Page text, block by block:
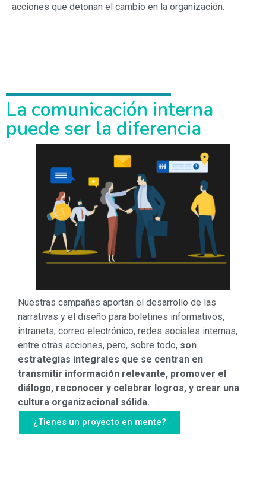
acciones que detonan el cambio en la organización.
La comunicación interna
puede ser la diferencia
Nuestras campañas aportan el desarrollo de las
narrativas y el diseño para boletines informativos,
intranets, correo electrónico, redes sociales internas,
entre otras acciones, pero, sobre todo, son
estrategias integrales que se centran en
transmitir información relevante, promover el
diálogo, reconocer y celebrar logros, y crear una
cultura organizacional sólida.
¿Tienes un proyecto en mente?